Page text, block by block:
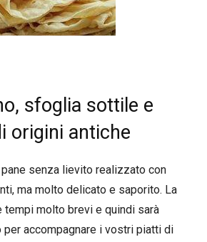
sfoglia sottile e
origini antiche
pane senza lievito realizzato con
ma molto delicato e saporito. La
tempi molto brevi e quindi sarà
accompagnare i vostri piatti di